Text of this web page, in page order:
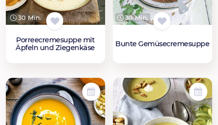
30 Min.
Porreecremesuppe mit
Äpfeln und Ziegenkäse
30 Min.
Bunte Gemüsecremesuppe